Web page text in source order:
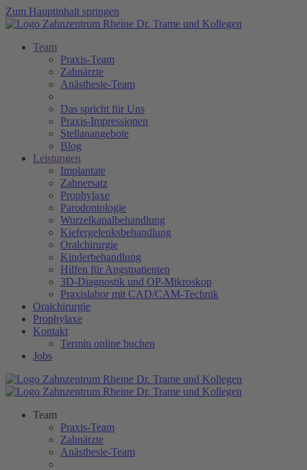
Zum Hauptinhalt springen
Team
Praxis-Team
Zahnärzte
Anästhesie-Team
Das spricht für Uns
Praxis-Impressionen
Stellanangebote
Blog
Leistungen
Implantate
Zahnersatz
Prophylaxe
Parodontologie
Wurzelkanalbehandlung
Kiefergelenksbehandlung
Oralchirurgie
Kinderbehandlung
Hilfen für Angstpatienten
3D-Diagnostik und OP-Mikroskop
Praxislabor mit CAD/CAM-Technik
Oralchirurgie
Prophylaxe
Kontakt
Termin online buchen
Jobs
Team
Praxis-Team
Zahnärzte
Anästhesie-Team